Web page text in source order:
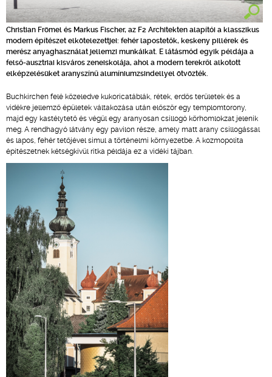
Christian Frömel és Markus Fischer, az F2 Architekten alapítói a klasszikus
modern építészet elkötelezettjei: fehér lapostetők, keskeny pillérek és
merész anyaghasználat jellemzi munkáikat. E látásmód egyik példája a
felső-ausztriai kisváros zeneiskolája, ahol a modern terekről alkotott
elképzelésüket aranyszínű alumíniumzsindellyel ötvözték.
Buchkirchen felé közeledve kukoricatáblák, rétek, erdős területek és a
vidékre jellemző épületek váltakozása után először egy templomtorony,
majd egy kastélytető és végül egy aranyosan csillogó körhomlokzat jelenik
meg. A rendhagyó látvány egy pavilon része, amely matt arany csillogással
és lapos, fehér tetőjével simul a történelmi környezetbe. A kozmopolita
építészetnek kétségkívül ritka példája ez a vidéki tájban.